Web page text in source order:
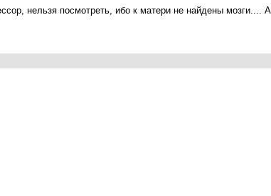
нельзя посмотреть, ибо к матери не найдены мозги....